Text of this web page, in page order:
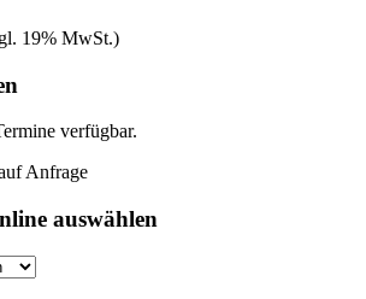
19% MwSt.)
verfügbar.
Anfrage
auswählen